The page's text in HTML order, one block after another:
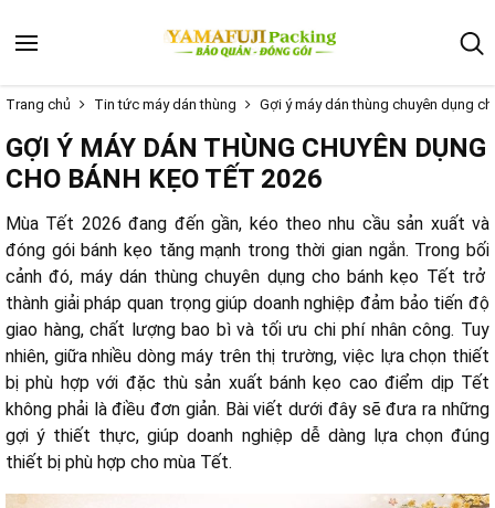
Trang chủ Tin tức máy dán thùng Gợi ý máy dán thùng chuyên dụng
GỢI Ý MÁY DÁN THÙNG CHUYÊN DỤNG
CHO BÁNH KẸO TẾT 2026
Mùa Tết 2026 đang đến gần, kéo theo nhu cầu sản xuất và
đóng gói bánh kẹo tăng mạnh trong thời gian ngắn. Trong bối
cảnh đó, máy dán thùng chuyên dụng cho bánh kẹo Tết trở
thành giải pháp quan trọng giúp doanh nghiệp đảm bảo tiến độ
giao hàng, chất lượng bao bì và tối ưu chi phí nhân công. Tuy
nhiên, giữa nhiều dòng máy trên thị trường, việc lựa chọn thiết
bị phù hợp với đặc thù sản xuất bánh kẹo cao điểm dịp Tết
không phải là điều đơn giản. Bài viết dưới đây sẽ đưa ra những
gợi ý thiết thực, giúp doanh nghiệp dễ dàng lựa chọn đúng
thiết bị phù hợp cho mùa Tết.